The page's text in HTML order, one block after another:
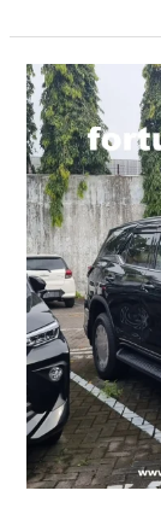
Toyota
Fortuner
2.8
:
Perpaduan
Tangguh,
Mewah,
dan
Berperforma
Tinggi